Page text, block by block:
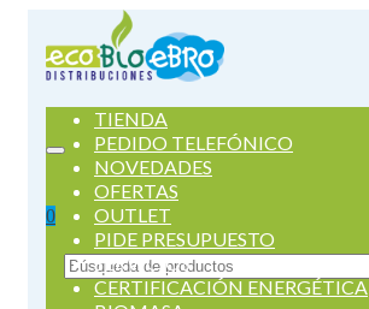
0
Buscar
por:
TIENDA
PEDIDO TELEFÓNICO
NOVEDADES
OFERTAS
OUTLET
PIDE PRESUPUESTO
SERVICIOS
CERTIFICACIÓN ENERGÉTICA